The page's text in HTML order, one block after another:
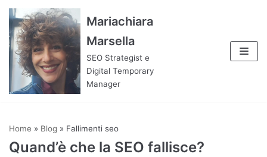
Vai
al
contenuto
Mariachiara
Marsella
SEO Strategist e
Digital Temporary
Manager
Home » Blog » Fallimenti seo
Quand’è che la SEO fallisce?